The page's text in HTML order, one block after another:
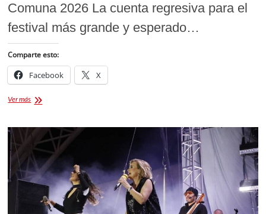
Comuna 2026 La cuenta regresiva para el
festival más grande y esperado…
Comparte esto:
Facebook X
Ver máseTicket
Comuna
2026:
Cómo
comprar
tus
entradas
paso